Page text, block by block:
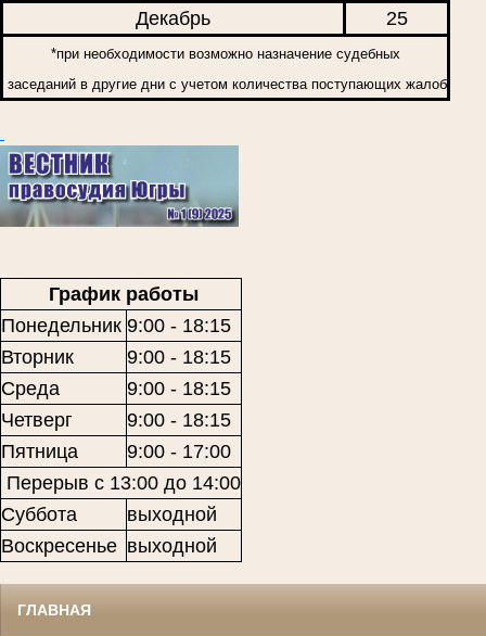
Декабрь 25
*при необходимости возможно назначение судебных
заседаний в другие дни с учетом количества поступающих жалоб
График работы
Понедельник 9:00 - 18:15
Вторник
9:00 - 18:15
Среда
9:00 - 18:15
Четверг
9:00 - 18:15
Пятница
9:00 - 17:00
Перерыв с 13:00 до 14:00
Суббота
выходной
Воскресенье выходной
ГЛАВНАЯ